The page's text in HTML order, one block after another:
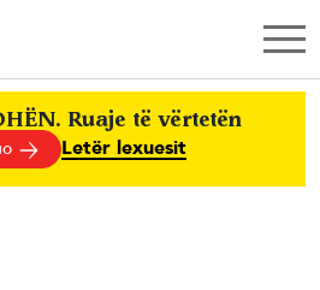
Ruaje të vërtetën
Letër lexuesit